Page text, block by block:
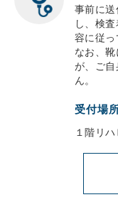
事前に
し、検
容に従っ
なお、
が、ご
ん。
受付場
１階リ